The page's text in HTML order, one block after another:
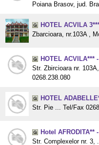
Poiana Brasov, jud.
HOTEL ACVILA
Zbarcioara, nr.103A ,
HOTEL ACVILA***
Str. Zbircioara nr.
0268.238.080
HOTEL
Str. Pie ... Tel/Fax
Hotel AFRODITA**
Str. Complexelor nr. 3,